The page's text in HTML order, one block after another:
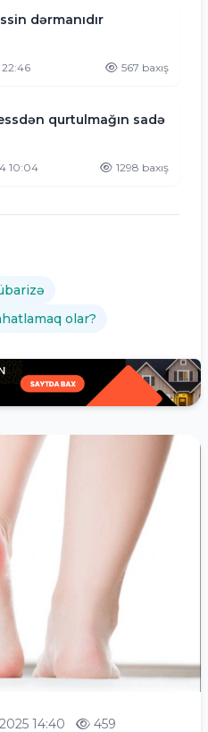
dərmanıdır
22:46 567 baxış
qurtulmağın sadə
10:04 1298 baxış
olar?
14:40 459